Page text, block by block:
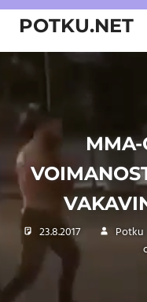
Skip
content
POTKU.NET
kamppailulajien
verkkoyhteisö
MMA-
23.8.2017 Potku